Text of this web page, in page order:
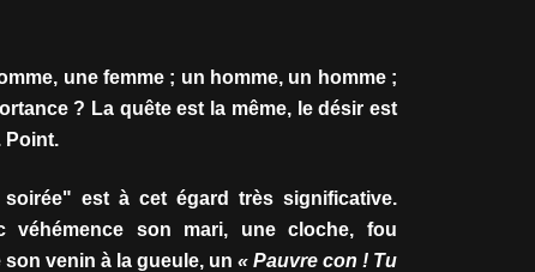
une femme ; un homme, un homme ;
? La quête est la même, le désir est
Point.
est à cet égard très significative.
véhémence son mari, une cloche, fou
venin à la gueule, un « Pauvre con ! Tu